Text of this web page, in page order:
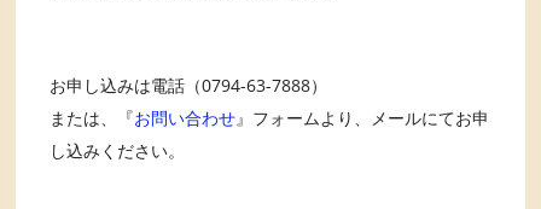
お申し込みは電話（0794-63-7888）
または、『お問い合わせ』フォームより、メールにてお申
し込みください。